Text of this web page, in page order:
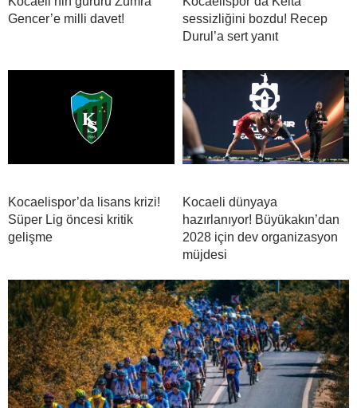
Gencer’e milli davet!
sessizliğini bozdu! Recep
Durul’a sert yanıt
Kocaelispor’da lisans krizi!
Süper Lig öncesi kritik
gelişme
Kocaeli dünyaya
hazırlanıyor! Büyükakın’dan
2028 için dev organizasyon
müjdesi